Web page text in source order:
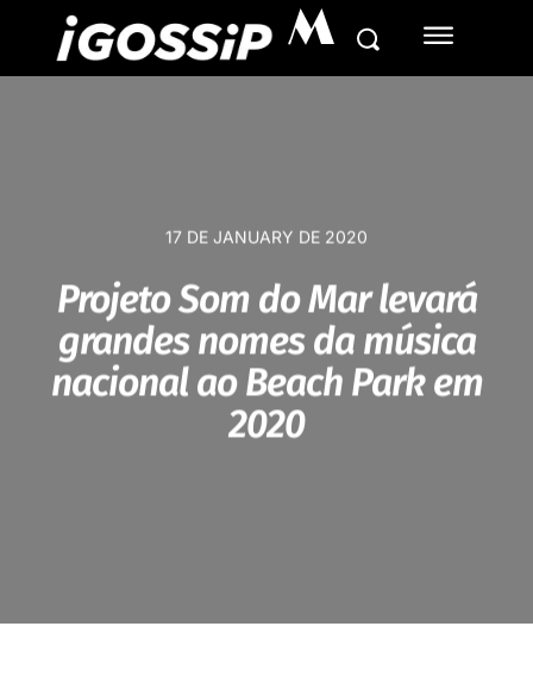
M
17 DE JANUARY DE 2020
Projeto Som do Mar levará
grandes nomes da música
nacional ao Beach Park em
2020